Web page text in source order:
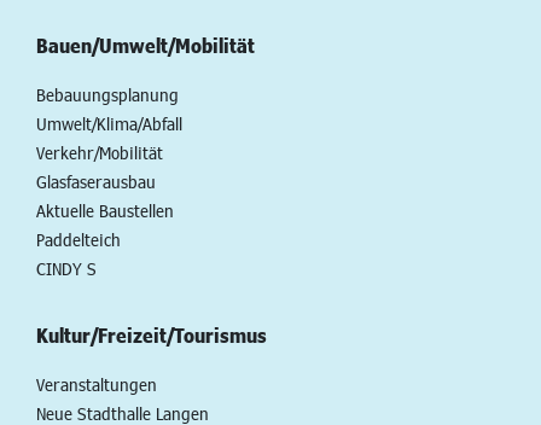
Bauen/Umwelt/Mobilität
Bebauungsplanung
Umwelt/Klima/Abfall
Verkehr/Mobilität
Glasfaserausbau
Aktuelle Baustellen
Paddelteich
CINDY S
Kultur/Freizeit/Tourismus
Veranstaltungen
Neue Stadthalle Langen